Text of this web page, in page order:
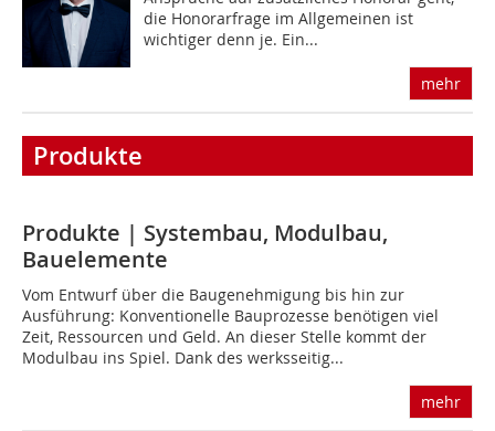
die Honorarfrage im Allgemeinen ist
wichtiger denn je. Ein...
mehr
Produkte
Produkte | Systembau, Modulbau,
Bauelemente
Vom Entwurf über die Baugenehmigung bis hin zur
Ausführung: Konventionelle Bauprozesse benötigen viel
Zeit, Ressourcen und Geld. An dieser Stelle kommt der
Modulbau ins Spiel. Dank des werks­seitig...
mehr